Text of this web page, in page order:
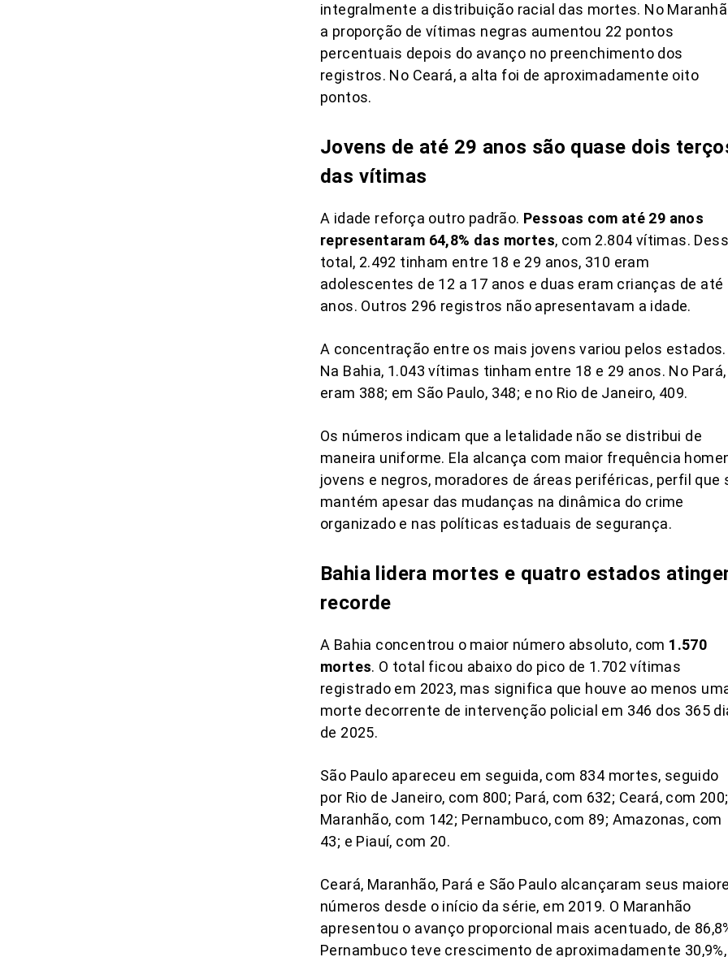
integralmente a distribuição racial das mortes. No
a proporção de vítimas negras aumentou 22 pontos
percentuais depois do avanço no preenchimento dos
registros. No Ceará, a alta foi de aproximadamente oito
pontos.
Jovens de até 29 anos são quase dois
das vítimas
A idade reforça outro padrão. Pessoas com até 29 anos
representaram 64,8% das mortes, com 2.804 vítimas.
total, 2.492 tinham entre 18 e 29 anos, 310 eram
adolescentes de 12 a 17 anos e duas eram crianças de até
anos. Outros 296 registros não apresentavam a idade.
A concentração entre os mais jovens variou pelos estados.
Na Bahia, 1.043 vítimas tinham entre 18 e 29 anos. No Pará,
eram 388; em São Paulo, 348; e no Rio de Janeiro, 409.
Os números indicam que a letalidade não se distribui de
maneira uniforme. Ela alcança com maior frequência
jovens e negros, moradores de áreas periféricas, perfil que
mantém apesar das mudanças na dinâmica do crime
organizado e nas políticas estaduais de segurança.
Bahia lidera mortes e quatro estados
recorde
A Bahia concentrou o maior número absoluto, com 1.570
mortes. O total ficou abaixo do pico de 1.702 vítimas
registrado em 2023, mas significa que houve ao menos
morte decorrente de intervenção policial em 346 dos 365
de 2025.
São Paulo apareceu em seguida, com 834 mortes, seguido
por Rio de Janeiro, com 800; Pará, com 632; Ceará, com 200;
Maranhão, com 142; Pernambuco, com 89; Amazonas, com
43; e Piauí, com 20.
Ceará, Maranhão, Pará e São Paulo alcançaram seus
números desde o início da série, em 2019. O Maranhão
apresentou o avanço proporcional mais acentuado, de
Pernambuco teve crescimento de aproximadamente 30,9%,